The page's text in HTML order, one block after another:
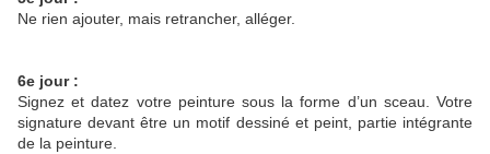
Ne rien ajouter, mais retrancher, alléger.
6e jour :
Signez et datez votre peinture sous la forme d’un sceau. Votre
signature devant être un motif dessiné et peint, partie intégrante
de la peinture.